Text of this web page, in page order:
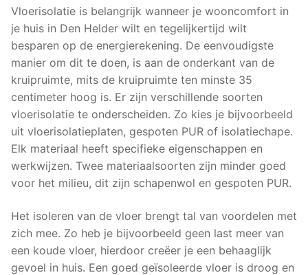
Vloerisolatie is belangrijk wanneer je wooncomfort in
je huis in Den Helder wilt en tegelijkertijd wilt
besparen op de energierekening. De eenvoudigste
manier om dit te doen, is aan de onderkant van de
kruipruimte, mits de kruipruimte ten minste 35
centimeter hoog is. Er zijn verschillende soorten
vloerisolatie te onderscheiden. Zo kies je bijvoorbeeld
uit vloerisolatieplaten, gespoten PUR of isolatiechape.
Elk materiaal heeft specifieke eigenschappen en
werkwijzen. Twee materiaalsoorten zijn minder goed
voor het milieu, dit zijn schapenwol en gespoten PUR.
Het isoleren van de vloer brengt tal van voordelen met
zich mee. Zo heb je bijvoorbeeld geen last meer van
een koude vloer, hierdoor creëer je een behaaglijk
gevoel in huis. Een goed geïsoleerde vloer is droog en